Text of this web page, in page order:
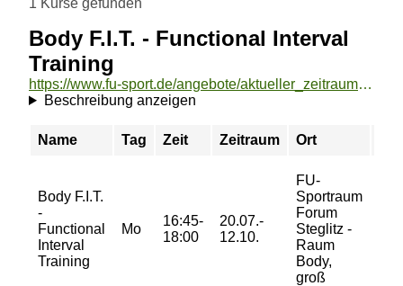
1 Kurse gefunden
Body F.I.T. - Functional Interval
Training
https://www.fu-sport.de/angebote/aktueller_zeitraum/_Body_F_I_T__-_Functional_Interval_Training.html
Beschreibung anzeigen
Name Tag Zeit Zeitraum Ort
Body F.I.T.
-
Functional
Interval
Training
Mo
16:45-
18:00
20.07.-
12.10.
FU-
Sportraum
Forum
Steglitz -
Raum
Body,
groß